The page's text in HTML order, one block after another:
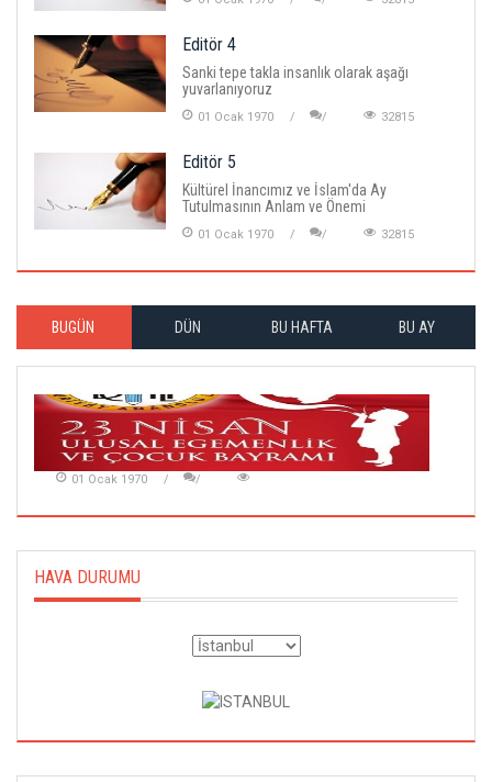
Editör 4
Sanki tepe takla insanlık olarak aşağı
yuvarlanıyoruz
01 Ocak 1970 32815
Editör 5
Kültürel İnancımız ve İslam'da Ay
Tutulmasının Anlam ve Önemi
01 Ocak 1970 32815
BUGÜN DÜN BU HAFTA BU AY
01 Ocak 1970
HAVA DURUMU